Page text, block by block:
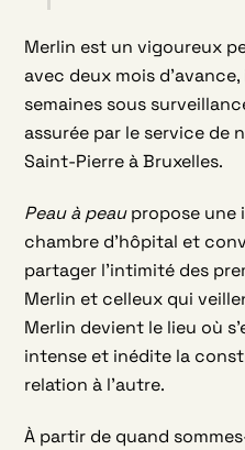
Merlin est un vigoureux
avec deux mois
semaines sous
assurée par le service de
Saint-Pierre à Bruxelles.
Peau à peaupropose une
chambre d’hôpital et
partager l’intimité des
Merlin et celleux qui
Merlin devient le lieu où
intense et inédite la
relation à l’autre.
À partir de quand